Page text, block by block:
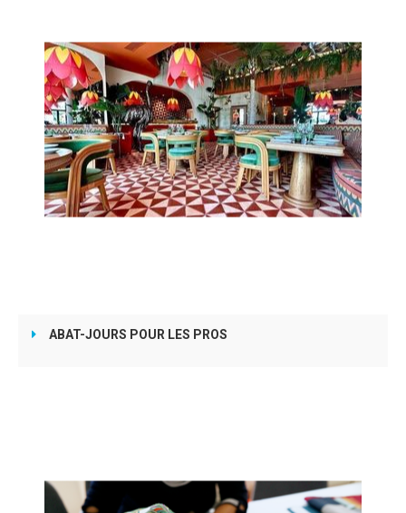
ABAT-JOURS POUR LES PROS